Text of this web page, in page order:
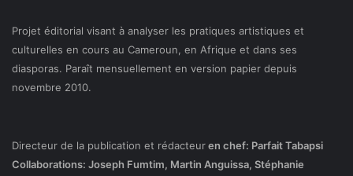
Projet éditorial visant à analyser les pratiques artistiques et
culturelles en cours au Cameroun, en Afrique et dans ses
diasporas. Paraît mensuellement en version papier depuis
novembre 2010.
Directeur de la publication et rédacteuren chef: Parfait Tabapsi
Collaborations: Joseph Fumtim, Martin Anguissa, Stéphanie